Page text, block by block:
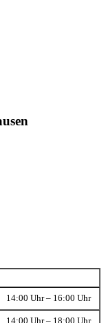
14:00 Uhr – 16:00 Uhr